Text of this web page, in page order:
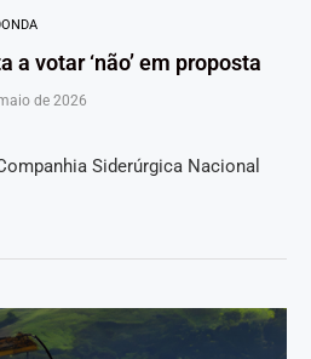
a votar ‘não’ em proposta
de 2026
Siderúrgica Nacional